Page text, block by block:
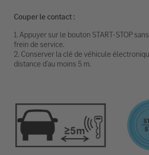
Couper le contact :
1. Appuyer sur le bouton START-STOP
frein de service.
2. Conserver la clé de véhicule
distance d’au moins 5 m.